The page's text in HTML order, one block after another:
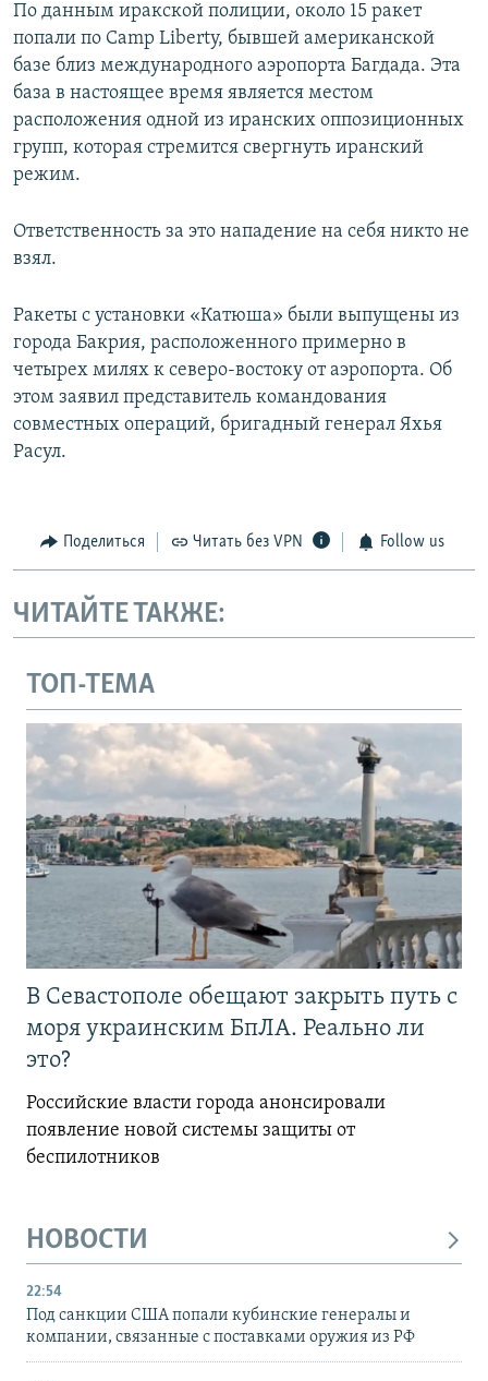
По данным иракской полиции, около 15 ракет
попали по Camp Liberty, бывшей американской
базе близ международного аэропорта Багдада. Эта
база в настоящее время является местом
расположения одной из иранских оппозиционных
групп, которая стремится свергнуть иранский
режим.
Ответственность за это нападение на себя никто не
взял.
Ракеты с установки «Катюша» были выпущены из
города Бакрия, расположенного примерно в
четырех милях к северо-востоку от аэропорта. Об
этом заявил представитель командования
совместных операций, бригадный генерал Яхья
Расул.
Поделиться Читать без VPN Follow us
ЧИТАЙТЕ ТАКЖЕ:
ТОП-ТЕМА
В Севастополе обещают закрыть путь с
моря украинским БпЛА. Реально ли
это?
Российские власти города анонсировали
появление новой системы защиты от
беспилотников
НОВОСТИ
22:54
Под санкции США попали кубинские генералы и
компании, связанные с поставками оружия из РФ